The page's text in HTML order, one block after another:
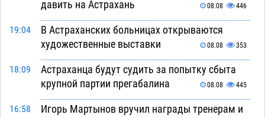
давить на Астрахань 08.08 446
19:04
В Астраханских больницах открываются
художественные выставки
08.08 353
18:09
Астраханца будут судить за попытку сбыта
крупной партии прегабалина
08.08 445
16:58
Игорь Мартынов вручил награды тренерам и